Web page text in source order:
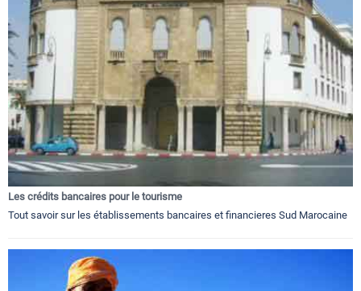
Les crédits bancaires pour le tourisme
Tout savoir sur les établissements bancaires et financieres Sud Marocaine